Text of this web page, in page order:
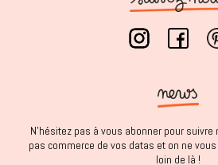
N'hésitez pas à vous abonner pour suivre
pas commerce de vos datas et on ne
loin de là !